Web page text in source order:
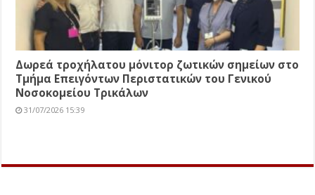
Δωρεά τροχήλατου μόνιτορ ζωτικών σημείων στο
Τμήμα Επειγόντων Περιστατικών του Γενικού
Νοσοκομείου Τρικάλων
31/07/2026 15:39